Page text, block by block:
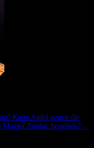
Kann Apfel gegen die
Zordac bestehen? ...